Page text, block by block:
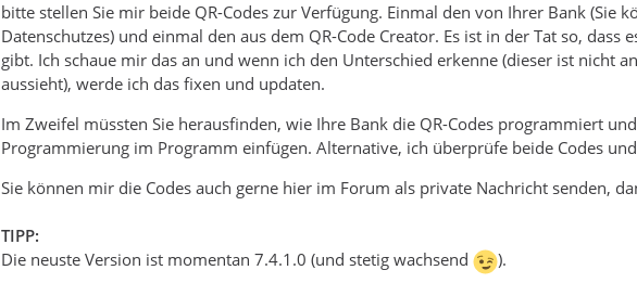
bitte stellen Sie mir beide QR-Codes zur Verfügung. Einmal den von Ihrer Bank (Sie
Datenschutzes) und einmal den aus dem QR-Code Creator. Es ist in der Tat so, dass
gibt. Ich schaue mir das an und wenn ich den Unterschied erkenne (dieser ist nicht
aussieht), werde ich das fixen und updaten.
Im Zweifel müssten Sie herausfinden, wie Ihre Bank die QR-Codes programmiert
Programmierung im Programm einfügen. Alternative, ich überprüfe beide Codes
Sie können mir die Codes auch gerne hier im Forum als private Nachricht senden,
TIPP:
Die neuste Version ist momentan 7.4.1.0 (und stetig wachsend
).